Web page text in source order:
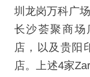
圳龙岗万科广
长沙荟聚商场
店，以及贵阳
店。上述4家